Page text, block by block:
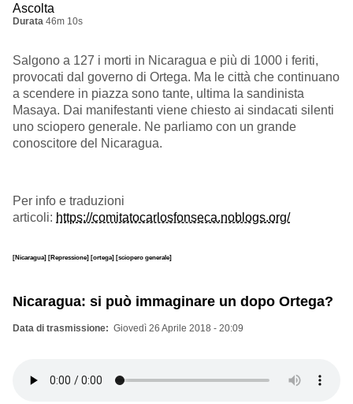
Ascolta
Durata 46m 10s
Salgono a 127 i morti in Nicaragua e più di 1000 i feriti,
provocati dal governo di Ortega. Ma le città che continuano
a scendere in piazza sono tante, ultima la sandinista
Masaya. Dai manifestanti viene chiesto ai sindacati silenti
uno sciopero generale. Ne parliamo con un grande
conoscitore del Nicaragua.
Per info e traduzioni
articoli: https://comitatocarlosfonseca.noblogs.org/
[Nicaragua] [Repressione] [ortega] [sciopero generale]
Nicaragua: si può immaginare un dopo Ortega?
Data di trasmissione Giovedì 26 Aprile 2018 - 20:09